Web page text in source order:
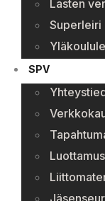
Lasten
Superleiri
SPV